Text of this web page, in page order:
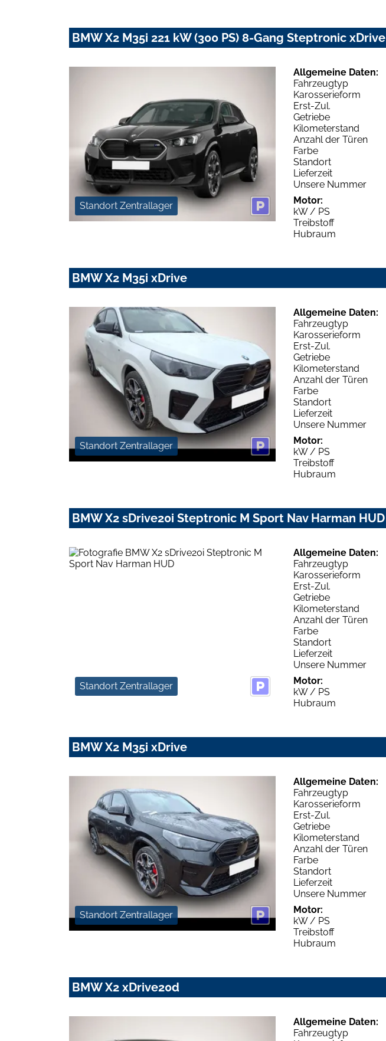
BMW X2 M35i 221 kW (300 PS) 8-Gang Steptronic xDrive
Standort Zentrallager
Allgemeine Daten:
Fahrzeugtyp
Karosserieform
Erst-Zul.
Getriebe
Kilometerstand
Anzahl der Türen
Farbe
Standort
Lieferzeit
Unsere Nummer
Motor:
kW / PS
Treibstoff
Hubraum
BMW X2 M35i xDrive
Standort Zentrallager
Allgemeine Daten:
Fahrzeugtyp
Karosserieform
Erst-Zul.
Getriebe
Kilometerstand
Anzahl der Türen
Farbe
Standort
Lieferzeit
Unsere Nummer
Motor:
kW / PS
Treibstoff
Hubraum
BMW X2 sDrive20i Steptronic M Sport Nav Harman HUD
Standort Zentrallager
Allgemeine Daten:
Fahrzeugtyp
Karosserieform
Erst-Zul.
Getriebe
Kilometerstand
Anzahl der Türen
Farbe
Standort
Lieferzeit
Unsere Nummer
Motor:
kW / PS
Hubraum
BMW X2 M35i xDrive
Standort Zentrallager
Allgemeine Daten:
Fahrzeugtyp
Karosserieform
Erst-Zul.
Getriebe
Kilometerstand
Anzahl der Türen
Farbe
Standort
Lieferzeit
Unsere Nummer
Motor:
kW / PS
Treibstoff
Hubraum
BMW X2 xDrive20d
Allgemeine Daten:
Fahrzeugtyp